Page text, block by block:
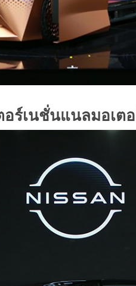
ร์เนชั่นแนลมอเต